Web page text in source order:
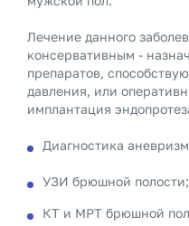
Лечение данного
консервативным -
препаратов,
давления, или
имплантация
Диагностика
УЗИ брюшной полости;
КТ и МРТ брюшной